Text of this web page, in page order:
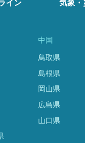
イン 気象・
中国
鳥取県
島根県
岡山県
広島県
山口県